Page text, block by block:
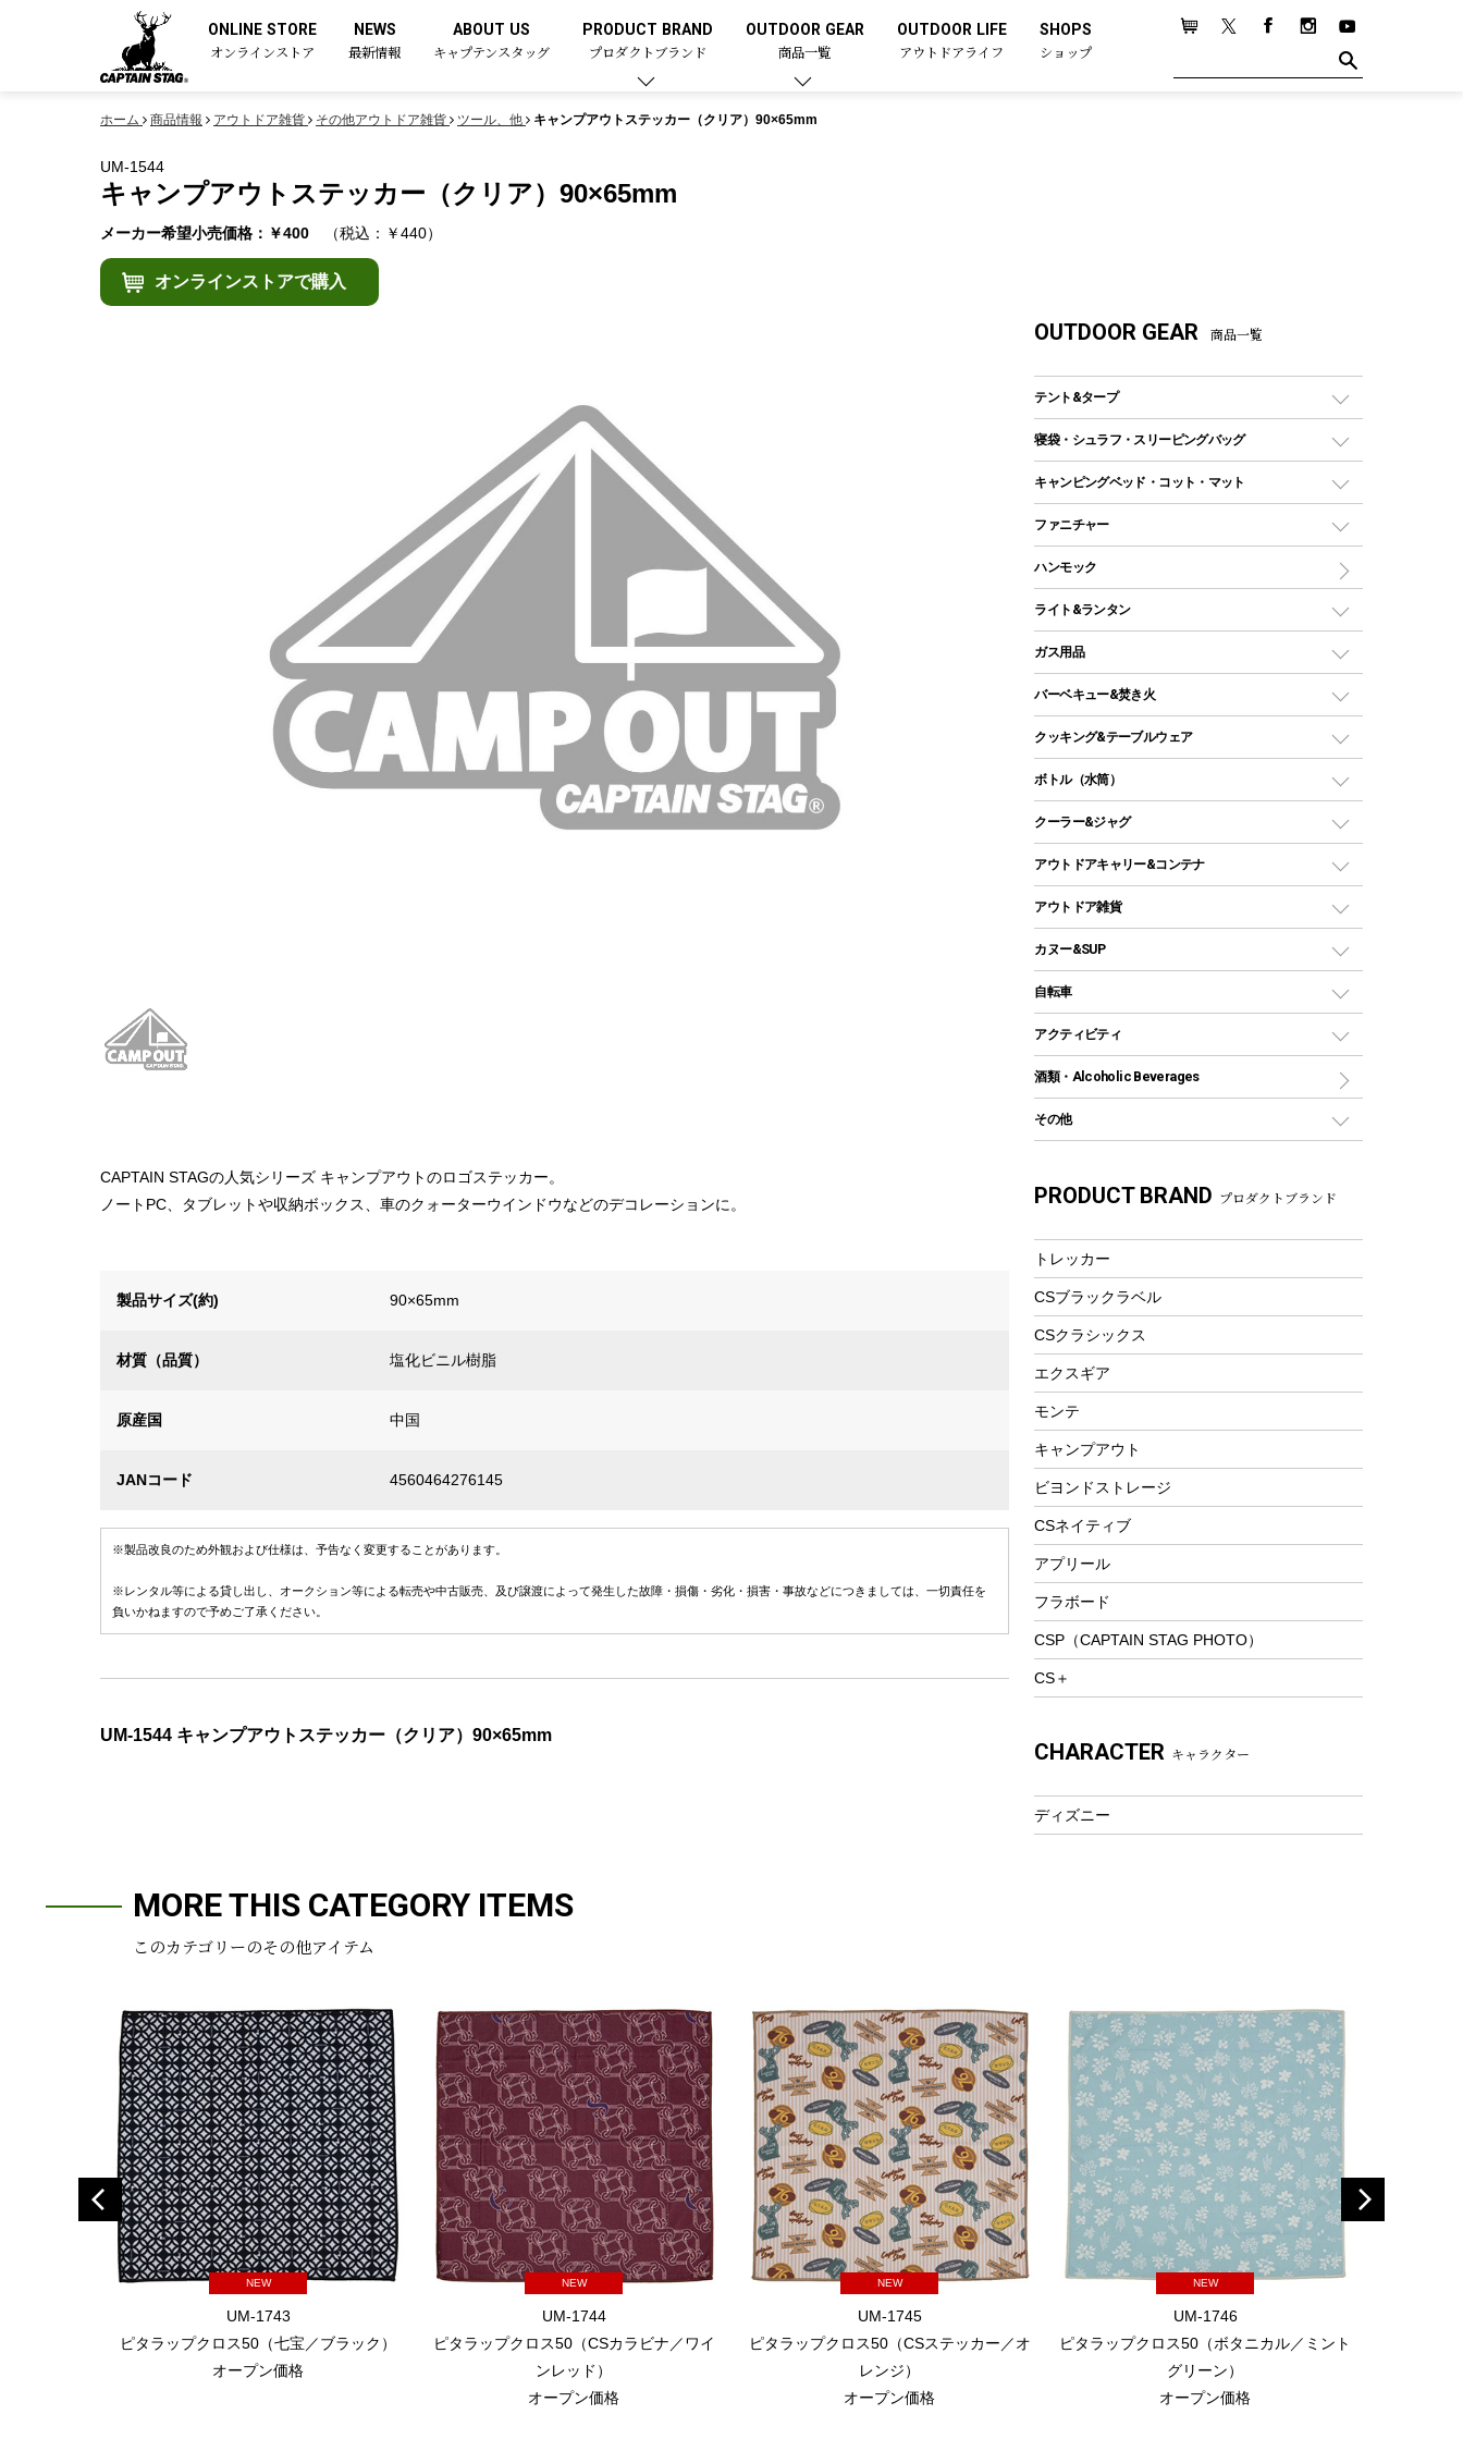
ONLINE STORE
オンラインストア
NEWS
最新情報
ABOUT US
キャプテンスタッグ
PRODUCT BRAND
プロダクトブランド
OUTDOOR GEAR
商品一覧
OUTDOOR LIFE
アウトドアライフ
SHOPS
ショップ
ホーム 商品情報 アウトドア雑貨 その他アウトドア雑貨 ツール、他 キャンプアウトステッカー（クリア）90×65mm
UM-1544
キャンプアウトステッカー（クリア）90×65mm
メーカー希望小売価格：￥400 （税込：￥440）
オンラインストアで購入
CAPTAIN STAGの人気シリーズ キャンプアウトのロゴステッカー。
ノートPC、タブレットや収納ボックス、車のクォーターウインドウなどのデコレーションに。
製品サイズ(約) 90×65mm
材質（品質） 塩化ビニル樹脂
原産国 中国
JANコード 4560464276145
※製品改良のため外観および仕様は、予告なく変更することがあります。
※レンタル等による貸し出し、オークション等による転売や中古販売、及び譲渡によって発生した故障・損傷・劣化・損害・事故などにつきましては、一切責任を
負いかねますので予めご了承ください。
UM-1544 キャンプアウトステッカー（クリア）90×65mm
OUTDOOR GEAR 商品一覧
テント&タープ
テント
ツールームテント
ワンポールテント
シェルターテント
ロッジ型・オリジナルテント
タープ
スクエアタープ（レクタタープ）
メッシュタープ
自立式タープ
パラソル
テントアクセサリー
ペグ
グランドシート
ガイドロープ
ツール
寝袋・シュラフ・スリーピングバッグ
レクタングラー型（封筒型）シュラフ
インナーシュラフ
キャンピングベッド・コット・マット
キャンピングベッド・コット
インフレータブルマット
ファニチャー
アウトドアテーブル
レジャーシート
ハンモック
ライト&ランタン
LEDランタン
ガスランタン
オイルランタン
LEDライト
ヘッドライト
キャンドル
ガス用品
ガスバーナー
ガス缶
ガストーチ、ライター
バーベキュー&焚き火
バーベキューコンロ、グリル
焚き火台タイプ（ロースタイル）グリル
卓上タイプグリル
パーティータイプグリル
鉄板、アミ
焚き火台&ストーブ
火起こし
バーベキューツール
燃料・着火剤・炭
クッキング&テーブルウェア
ダッチオーブン
ホットサンドメーカー
クッカーセット
シェラカップ
クッキングツール
ナイフ
カトラリー
マグカップ、カップ
フードボトル
コーヒー&ミル
トレー
ランチョンマット
ランチボックス
ピクニックセット
ボトル（水筒）
ステンレスボトル
コップ付きタイプ
ワンタッチタイプ
プラスチックボトル
ディズニーボトル
クーラー&ジャグ
クーラーボックス
クーラーバッグ
ウォータージャグ
保冷剤
アウトドアキャリー&コンテナ
アウトドアキャリー
アウトドア雑貨
バックパック&バッグ
リュック、バックパック
トートバッグ、サコッシュ
ショッピングキャリー
その他アウトドア雑貨
レイン
ツール、他
カヌー&SUP
インフレータブル
カヤック
パドル
ヘルメット
アクセサリー
自転車
折りたたみ自転車
スポーツサイクル
シティサイクル
自転車用アクセサリー
自転車ウェア
アクティビティ
マリン
ラッシュガード
テント
フローティングベスト
ヘルメット
エアーポンプ
ウィンター
防寒ウェア
ツール&アクセサリー
トレッキング
トレッキングステッキ
トレッキングアクセサリー
プレイグッズ
ウェルネス
フィットネス
アクセサリー
酒類・Alcoholic Beverages
その他
湯たんぽ
PRODUCT BRAND プロダクトブランド
トレッカー
CSブラックラベル
CSクラシックス
エクスギア
モンテ
キャンプアウト
ビヨンドストレージ
CSネイティブ
アプリール
フラボード
CSP（CAPTAIN STAG PHOTO）
CS＋
CHARACTER キャラクター
ディズニー
MORE THIS CATEGORY ITEMS
このカテゴリーのその他アイテム
NEW
UM-1743
ピタラップクロス50（七宝／ブラック）
オープン価格
NEW
UM-1744
ピタラップクロス50（CSカラビナ／ワイ
ンレッド）
オープン価格
NEW
UM-1745
ピタラップクロス50（CSステッカー／オ
レンジ）
オープン価格
NEW
UM-1746
ピタラップクロス50（ボタニカル／ミント
グリーン）
オープン価格